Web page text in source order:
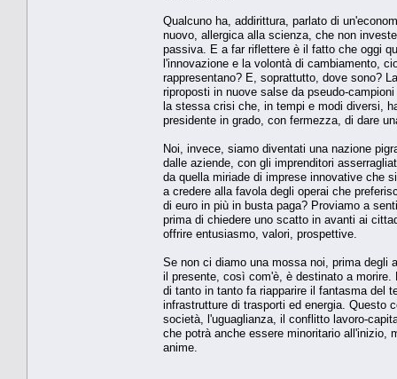
Qualcuno ha, addirittura, parlato di
nuovo, allergica alla scienza, che non
passiva. E a far riflettere è il fatto che oggi
l'innovazione e la volontà di cambiamento,
rappresentano? E, soprattutto, dove sono?
riproposti in nuove salse da pseudo-
la stessa crisi che, in tempi e modi diversi,
presidente in grado, con fermezza, di dare
Noi, invece, siamo diventati una nazione
dalle aziende, con gli imprenditori
da quella miriade di imprese innovative che
a credere alla favola degli operai che
di euro in più in busta paga? Proviamo a
prima di chiedere uno scatto in avanti ai
offrire entusiasmo, valori, prospettive.
Se non ci diamo una mossa noi, prima degli
il presente, così com'è, è destinato a morire.
di tanto in tanto fa riapparire il fantasma del
infrastrutture di trasporti ed energia. Questo
società, l'uguaglianza, il conflitto lavoro-
che potrà anche essere minoritario all'inizio,
anime.